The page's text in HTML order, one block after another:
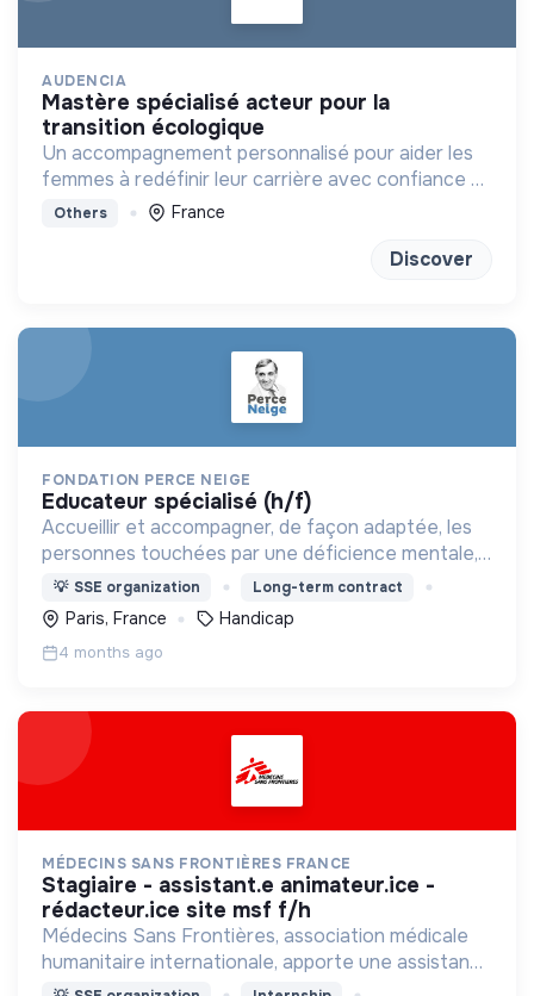
AUDENCIA
mastère spécialisé acteur pour la
transition écologique
Un accompagnement personnalisé pour aider les
femmes à redéfinir leur carrière avec confiance et
clarté
Others France
Discover
FONDATION PERCE NEIGE
educateur spécialisé (h/f)
Accueillir et accompagner, de façon adaptée, les
personnes touchées par une déficience mentale,
un handicap physique ou psychique
💡 SSE organization Long-term contract
Paris, France Handicap
4 months ago
MÉDECINS SANS FRONTIÈRES FRANCE
stagiaire - assistant.e animateur.ice -
rédacteur.ice site msf f/h
Médecins Sans Frontières, association médicale
humanitaire internationale, apporte une assistance
médicale à des populations dont la vie est